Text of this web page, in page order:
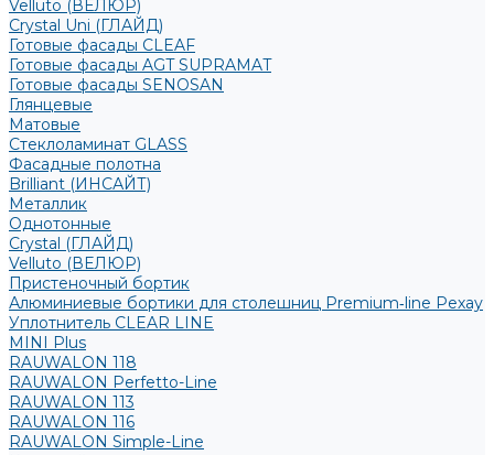
Velluto (ВЕЛЮР)
Crystal Uni (ГЛАЙД)
Готовые фасады CLEAF
Готовые фасады AGT SUPRAMAT
Готовые фасады SENOSAN
Глянцевые
Матовые
Стеклоламинат GLASS
Фасадные полотна
Brilliant (ИНСАЙТ)
Металлик
Однотонные
Crystal (ГЛАЙД)
Velluto (ВЕЛЮР)
Пристеночный бортик
Алюминиевые бортики для столешниц Premium‑line Рехау
Уплотнитель CLEAR LINE
MINI Plus
RAUWALON 118
RAUWALON Perfetto-Line
RAUWALON 113
RAUWALON 116
RAUWALON Simple-Line